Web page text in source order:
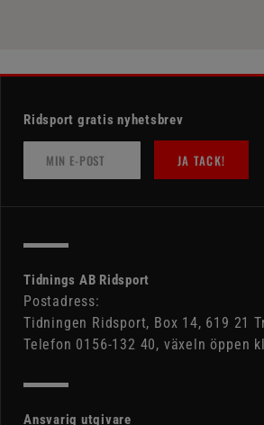
Ridsport gratis nyhetsbrev
JA TACK!
Tidnings AB Ridsport
Postadress:
Tidningen Ridsport, Box 14, 619 21
Telefon 0156-132 40, växeln öppen
Ansvarig utgivare